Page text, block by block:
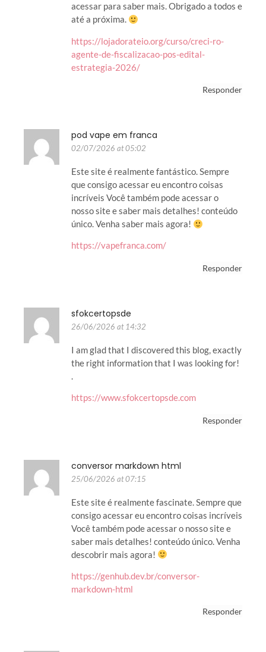
acessar para saber mais. Obrigado a todos e
até a próxima.
https://lojadorateio.org/curso/creci-ro-
agente-de-fiscalizacao-pos-edital-
estrategia-2026/
Responder
pod vape em franca
02/07/2026 at 05:02
Este site é realmente fantástico. Sempre
que consigo acessar eu encontro coisas
incríveis Você também pode acessar o
nosso site e saber mais detalhes! conteúdo
único. Venha saber mais agora!
https://vapefranca.com/
Responder
sfokcertopsde
26/06/2026 at 14:32
I am glad that I discovered this blog, exactly
the right information that I was looking for!
.
https://www.sfokcertopsde.com
Responder
conversor markdown html
25/06/2026 at 07:15
Este site é realmente fascinate. Sempre que
consigo acessar eu encontro coisas incríveis
Você também pode acessar o nosso site e
saber mais detalhes! conteúdo único. Venha
descobrir mais agora!
https://genhub.dev.br/conversor-
markdown-html
Responder